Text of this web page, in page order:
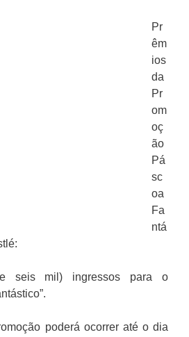
Pr
êm
ios
da
Pr
om
oç
ão
Pá
sc
oa
Fa
ntá
e seis mil) ingressos para o
poderá ocorrer até o dia